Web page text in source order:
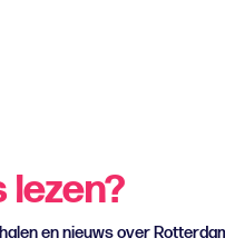
lezen?
en nieuws over